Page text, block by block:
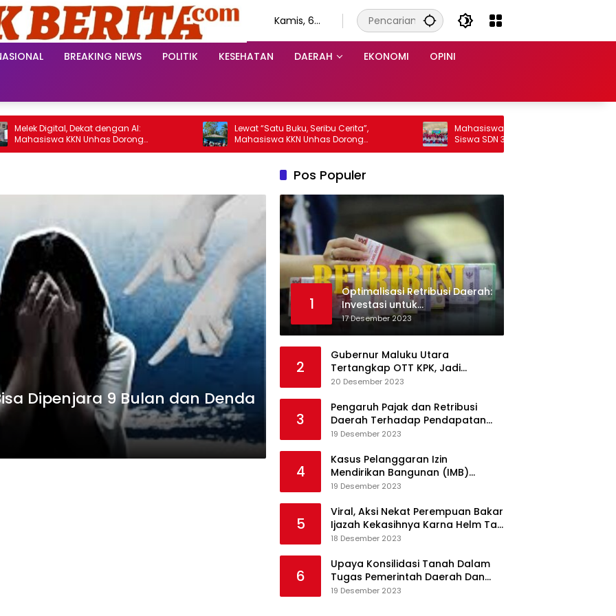
Kamis, 6
BREAKING NEWS POLITIK KESEHATAN DAERAH EKONOMI OPINI
Digital, Dekat dengan AI:
KKN Unhas Dorong
Kamanre Menjadi Warga
Lewat “Satu Buku, Seribu Cerita”,
Mahasiswa KKN Unhas Dorong
Kreativitas Menulis Anak di Kelurahan
Mahasiswa KKN Psikologi Unhas Edukasi
Siswa SDN 3 Teteaji Lewat Program
“Berani Baik”, Bangun Keberanian Lawan
Dipenjara 9 Bulan dan Denda
Pos Populer
1
Optimalisasi Retribusi Daerah:
Investasi untuk
Pembangunan Berkelanjutan
17 Desember 2023
2
Gubernur Maluku Utara
Tertangkap OTT KPK, Jadi
Tersangka Kasus Korupsi Proyek
20 Desember 2023
3
Pengaruh Pajak dan Retribusi
Daerah Terhadap Pendapatan
Asli Daerah Provinsi Jambi
19 Desember 2023
4
Kasus Pelanggaran Izin
Mendirikan Bangunan (IMB)
Apartemen Royal Kedhaton di
19 Desember 2023
5
Viral, Aksi Nekat Perempuan Bakar
Ijazah Kekasihnya Karna Helm Tak
Kunjung Dikembalikan
18 Desember 2023
6
Upaya Konsilidasi Tanah Dalam
Tugas Pemerintah Daerah Dan
Partisipasi Masyarakat
19 Desember 2023